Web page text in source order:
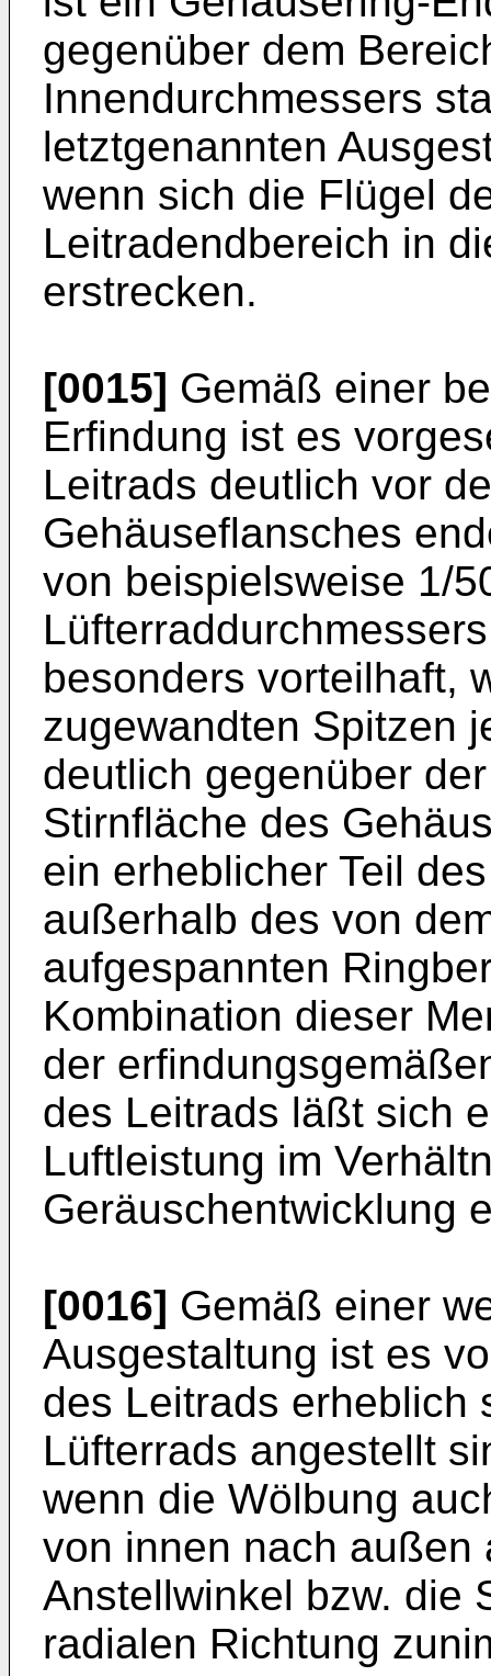
gegenüber dem
Innendurchmessers
letztgenannten
wenn sich die Flügel
Leitradendbereich in
erstrecken.
[0015] Gemäß einer
Erfindung ist es
Leitrads deutlich vor
Gehäuseflansches
von beispielsweise 1/
besonders vorteilhaft,
zugewandten Spitzen
deutlich gegenüber
Stirnfläche des
ein erheblicher Teil
außerhalb des von
aufgespannten
Kombination dieser
der
des Leitrads läßt sich
Luftleistung im
Geräuschentwicklung
[0016] Gemäß einer
Ausgestaltung ist es
des Leitrads erheblich
Lüfterrads angestellt
wenn die Wölbung
von innen nach außen
Anstellwinkel bzw. die
radialen Richtung